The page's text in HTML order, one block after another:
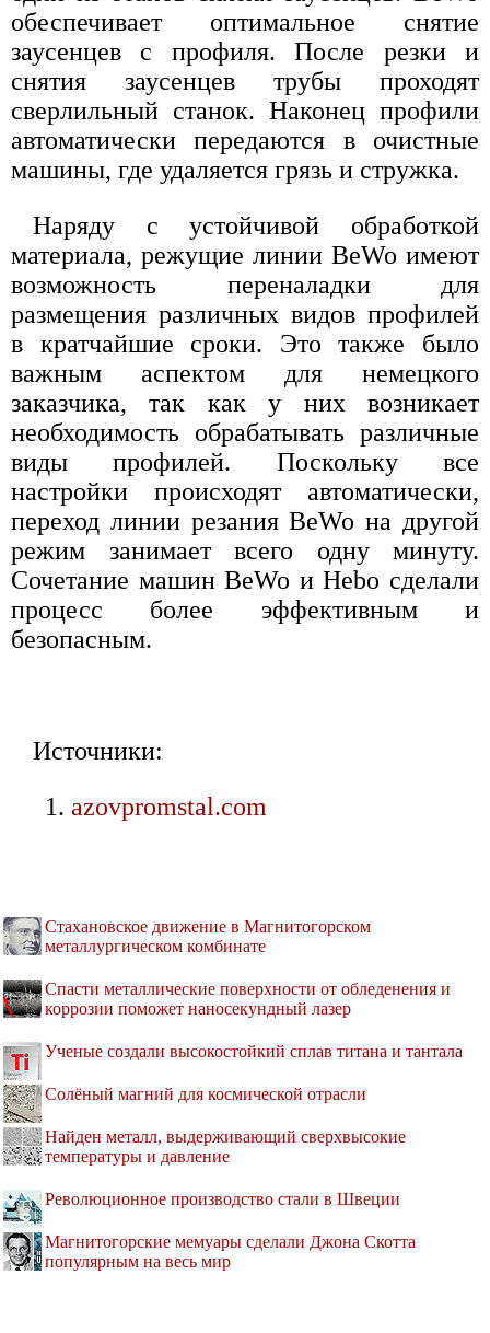
обеспечивает оптимальное снятие
заусенцев с профиля. После резки и
снятия заусенцев трубы проходят
сверлильный станок. Наконец профили
автоматически передаются в очистные
машины, где удаляется грязь и стружка.
Наряду с устойчивой обработкой
материала, режущие линии BeWo имеют
возможность переналадки для
размещения различных видов профилей
в кратчайшие сроки. Это также было
важным аспектом для немецкого
заказчика, так как у них возникает
необходимость обрабатывать различные
виды профилей. Поскольку все
настройки происходят автоматически,
переход линии резания BeWo на другой
режим занимает всего одну минуту.
Сочетание машин BeWo и Hebo сделали
процесс более эффективным и
безопасным.
Источники:
azovpromstal.com
Стахановское движение в Магнитогорском
металлургическом комбинате
Спасти металлические поверхности от обледенения и
коррозии поможет наносекундный лазер
Ученые создали высокостойкий сплав титана и тантала
Солёный магний для космической отрасли
Найден металл, выдерживающий сверхвысокие
температуры и давление
Революционное производство стали в Швеции
Магнитогорские мемуары сделали Джона Скотта
популярным на весь мир